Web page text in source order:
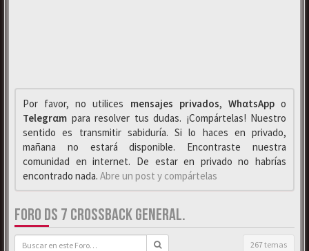
Por favor, no utilices mensajes privados, WhαtsAppo
Telegrαm para resolver tus dudas. ¡Compártelas! Nuestro
sentido es transmitir sabiduría. Si lo haces en privado,
mañana no estará disponible. Encontraste nuestra
comunidad en internet. De estar en privado no habrías
encontrado nada. Abre un post y compártelas
FORO DS 7 CROSSBACK GENERAL.
267 temas